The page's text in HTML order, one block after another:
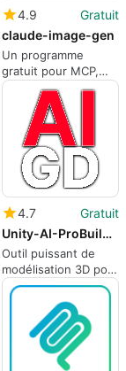
4.9
Gratuit
claude-image-gen
Un programme
gratuit pour MCP,
par Guinacio.
4.7
Gratuit
Unity-AI-ProBuilder
Outil puissant de
modélisation 3D pour
Unity